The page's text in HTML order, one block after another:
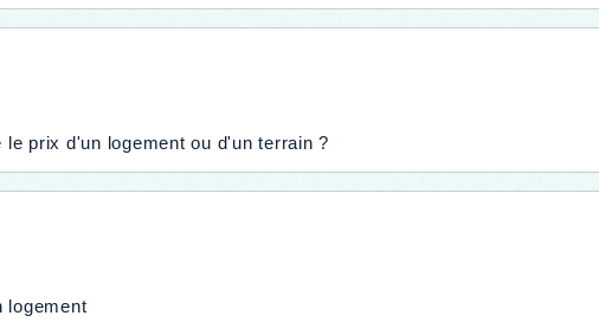
prix d'un logement ou d'un terrain ?
logement